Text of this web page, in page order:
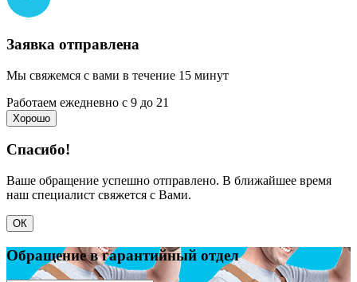
Заявка отправлена
Мы свяжемся с вами в течение 15 минут
Работаем ежедневно с 9 до 21
Хорошо
Спасибо!
Ваше обращение успешно отправлено. В ближайшее время
наш специалист свяжется с Вами.
ОК
Обращение в гарантийный отдел